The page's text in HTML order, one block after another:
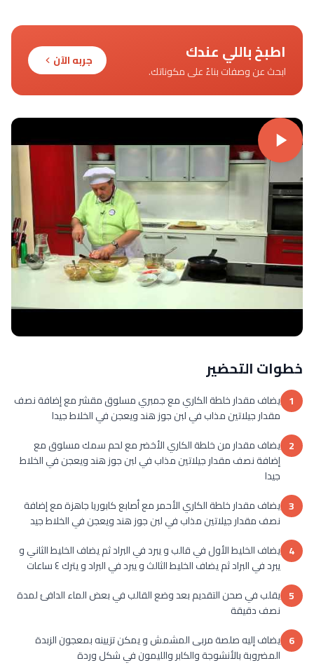
اطبخ باللي عندك
ابحث عن وصفات بناءً على مكوناتك.
جربه الآن
خطوات التحضير
1 يضاف مقدار خلطة الكاري مع جمبري مسلوق مقشر مع إضافة نصف
مقدار جيلاتين مذاب في لبن جوز هند ويعجن في الخلاط جيدا
2 يضاف مقدار من خلطة الكاري الأخضر مع لحم سمك مسلوق مع
إضافة نصف مقدار جيلاتين مذاب في لبن جوز هند ويعجن في الخلاط
جيدا
3 يضاف مقدار خلطة الكاري الأحمر مع أصابع كابوريا جاهزة مع إضافة
نصف مقدار جيلاتين مذاب في لبن جوز هند ويعجن في الخلاط جيد
4 يضاف الخليط الأول في قالب و يبرد في البراد ثم يضاف الخليط الثاني و
يبرد في البراد ثم يضاف الخليط الثالث و يبرد في البراد و يترك ٤ ساعات
5 يقلب في صحن التقديم بعد وضع القالب في بعض الماء الدافئ لمدة
نصف دقيقة
6 يضاف إليه صلصة مربى المشمش و يمكن تزيينه بمعجون الزبدة
المضروبة بالأنشوجة والكابر والليمون في شكل وردة